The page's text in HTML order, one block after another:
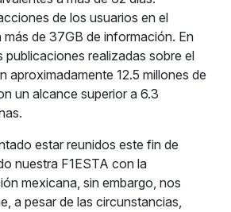
de los usuarios en el
de 37GB de información. En
publicaciones realizadas sobre el
aproximadamente 12.5 millones de
un alcance superior a 6.3
estar reunidos este fin de
nuestra F1ESTA con la
mexicana, sin embargo, nos
a pesar de las circunstancias,